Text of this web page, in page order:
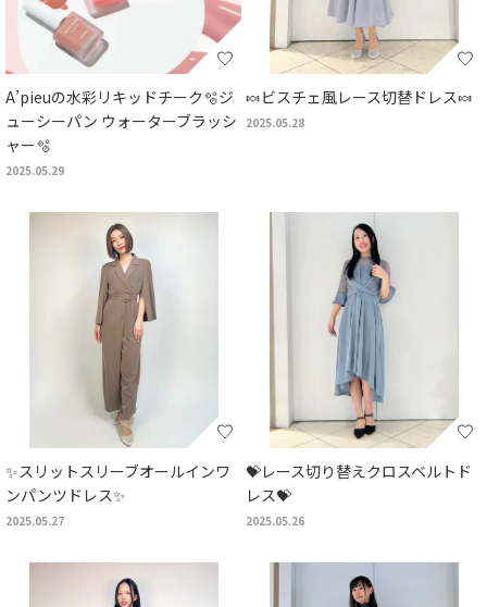
A’pieuの水彩リキッドチーク🫧ジ
ューシーパン ウォーターブラッシ
ャー🫧
2025.05.29
🍬ビスチェ風レース切替ドレス🍬
2025.05.28
✨️スリットスリーブオールインワ
ンパンツドレス✨️
2025.05.27
💝レース切り替えクロスベルトド
レス💝
2025.05.26